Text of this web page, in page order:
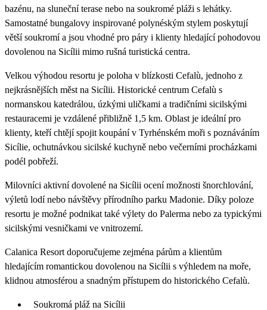
bazénu, na sluneční terase nebo na soukromé pláži s lehátky.
Samostatné bungalovy inspirované polynéským stylem poskytují
větší soukromí a jsou vhodné pro páry i klienty hledající pohodovou
dovolenou na Sicílii mimo rušná turistická centra.
Velkou výhodou resortu je poloha v blízkosti Cefalù, jednoho z
nejkrásnějších měst na Sicílii. Historické centrum Cefalù s
normanskou katedrálou, úzkými uličkami a tradičními sicilskými
restauracemi je vzdálené přibližně 1,5 km. Oblast je ideální pro
klienty, kteří chtějí spojit koupání v Tyrhénském moři s poznáváním
Sicílie, ochutnávkou sicilské kuchyně nebo večerními procházkami
podél pobřeží.
Milovníci aktivní dovolené na Sicílii ocení možnosti šnorchlování,
výletů lodí nebo návštěvy přírodního parku Madonie. Díky poloze
resortu je možné podnikat také výlety do Palerma nebo za typickými
sicilskými vesničkami ve vnitrozemí.
Calanica Resort doporučujeme zejména párům a klientům
hledajícím romantickou dovolenou na Sicílii s výhledem na moře,
klidnou atmosférou a snadným přístupem do historického Cefalù.
Soukromá pláž na Sicílii